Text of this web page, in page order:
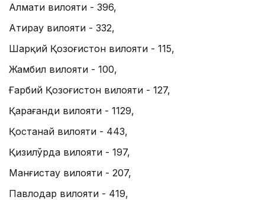
Алмати вилояти - 396,
Атирау вилояти - 332,
Шарқий Қозоғистон вилояти - 115,
Жамбил вилояти - 100,
Ғарбий Қозоғистон вилояти - 127,
Қарағанди вилояти - 1129,
Қостанай вилояти - 443,
Қизилўрда вилояти - 197,
Манғистау вилояти - 207,
Павлодар вилояти - 419,